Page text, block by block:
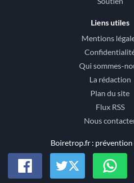
Liens utiles
Mentions
Qui sommes-
La rédaction
Plan du site
Flux RSS
Nous
Boiretrop.fr : prévention